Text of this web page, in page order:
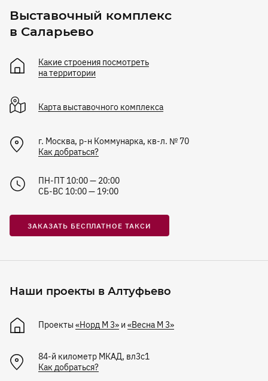
Выставочный комплекс
в Саларьево
Какие строения посмотреть
на территории
Карта выставочного комплекса
г. Москва, р-н Коммунарка, кв-л. № 70
Как добраться?
ПН-ПТ 10:00 — 20:00
СБ-ВС 10:00 — 19:00
ЗАКАЗАТЬ БЕСПЛАТНОЕ ТАКСИ
Наши проекты в Алтуфьево
Проекты «Норд М 3» и «Весна М 3»
84-й километр МКАД, вл3с1
Как добраться?